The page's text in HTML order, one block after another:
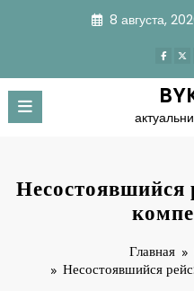
8 августа,
Несостоявшийся
Главная
Несостоявшийся